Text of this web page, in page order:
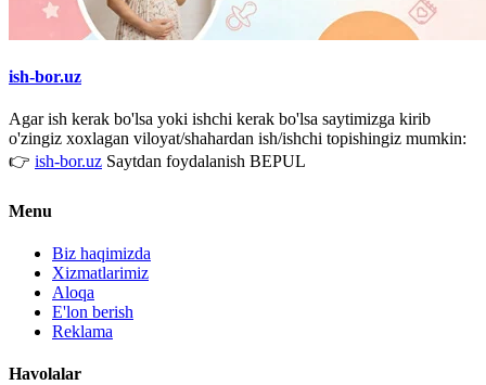
ish-bor.uz
Agar ish kerak bo'lsa yoki ishchi kerak bo'lsa saytimizga kirib
o'zingiz xoxlagan viloyat/shahardan ish/ishchi topishingiz mumkin:
👉 ish-bor.uz Saytdan foydalanish BEPUL
Menu
Biz haqimizda
Xizmatlarimiz
Aloqa
E'lon berish
Reklama
Havolalar